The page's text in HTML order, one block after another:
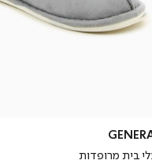
בית מרופדות